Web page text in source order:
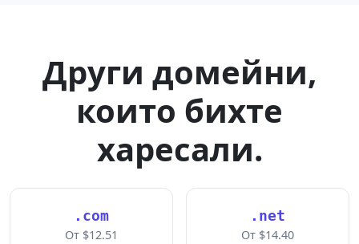
Други домейни,
които бихте
харесали.
.com
От $12.51
.net
От $14.40